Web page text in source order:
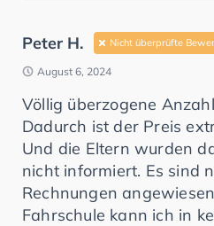
Peter H. Nicht überprüfte
August 6, 2024
Völlig überzogene
Dadurch ist der Preis
Und die Eltern wurden
nicht informiert. Es sind
Rechnungen
Fahrschule kann ich in